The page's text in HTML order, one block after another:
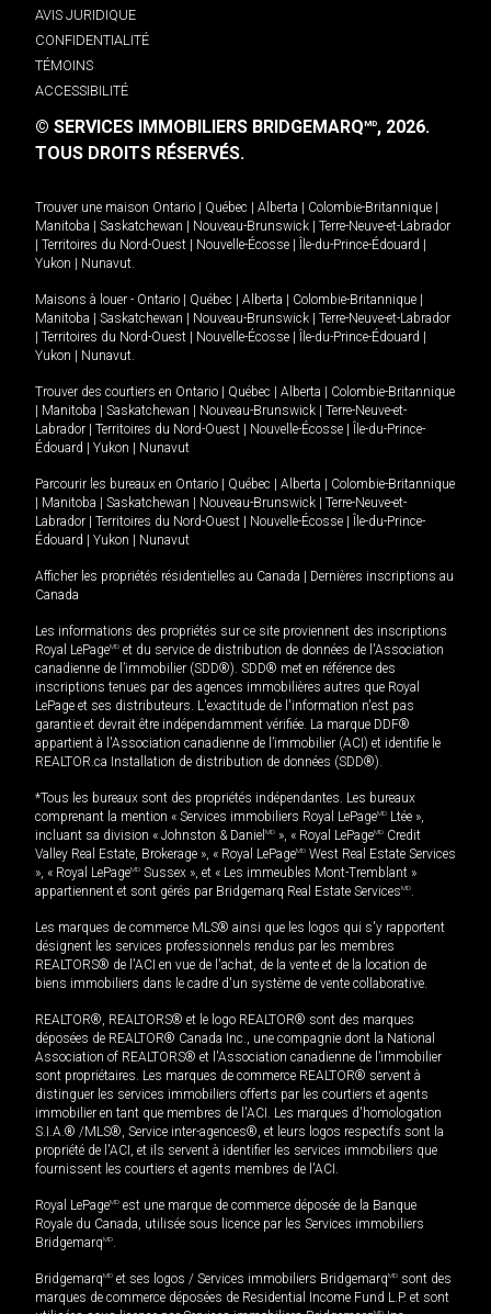
AVIS JURIDIQUE
CONFIDENTIALITÉ
TÉMOINS
ACCESSIBILITÉ
© SERVICES IMMOBILIERS BRIDGEMARQMD, 2026.
TOUS DROITS RÉSERVÉS.
Trouver une maison Ontario Québec Alberta Colombie-Britannique
Manitoba
Saskatchewan Nouveau-Brunswick
Terre-Neuve-et-Labrador
Territoires du Nord-Ouest Nouvelle-Écosse Île-du-Prince-Édouard
Yukon
Nunavut.
Maisons à louer - Ontario Québec Alberta Colombie-Britannique
Manitoba
Saskatchewan Nouveau-Brunswick
Terre-Neuve-et-Labrador
Territoires du Nord-Ouest Nouvelle-Écosse Île-du-Prince-Édouard
Yukon
Nunavut.
Trouver des courtiers en Ontario Québec Alberta
Colombie-Britannique
Manitoba Saskatchewan Nouveau-Brunswick
Terre-Neuve-et-
Labrador
Territoires du Nord-Ouest Nouvelle-Écosse
Île-du-Prince-
Édouard
Yukon Nunavut
Parcourir les bureaux en Ontario Québec Alberta
Colombie-Britannique
Manitoba Saskatchewan Nouveau-Brunswick
Terre-Neuve-et-
Labrador
Territoires du Nord-Ouest Nouvelle-Écosse
Île-du-Prince-
Édouard
Yukon Nunavut
Afficher les propriétés résidentielles au Canada
Dernières inscriptions au
Canada
Les informations des propriétés sur ce site proviennent des inscriptions
Royal LePageMD et du service de distribution de données de l'Association
canadienne de l’immobilier (SDD®). SDD® met en référence des
inscriptions tenues par des agences immobilières autres que Royal
LePage et ses distributeurs. L'exactitude de l'information n'est pas
garantie et devrait être indépendamment vérifiée. La marque DDF®
appartient à l'Association canadienne de l’immobilier (ACI) et identifie le
REALTOR.ca Installation de distribution de données (SDD®).
*Tous les bureaux sont des propriétés indépendantes. Les bureaux
comprenant la mention « Services immobiliers Royal LePageMD Ltée »,
incluant sa division « Johnston & Daniel MD », « Royal LePageMD Credit
Valley Real Estate, Brokerage », « Royal LePageMD West Real Estate Services
», « Royal LePageMD Sussex », et « Les immeubles Mont-Tremblant »
appartiennent et sont gérés par Bridgemarq Real Estate ServicesMD.
Les marques de commerce MLS® ainsi que les logos qui s'y rapportent
désignent les services professionnels rendus par les membres
REALTORS® de l'ACI en vue de l'achat, de la vente et de la location de
biens immobiliers dans le cadre d'un système de vente collaborative.
REALTOR®, REALTORS® et le logo REALTOR® sont des marques
déposées de REALTOR® Canada Inc., une compagnie dont la National
Association of REALTORS® et l'Association canadienne de l’immobilier
sont propriétaires. Les marques de commerce REALTOR® servent à
distinguer les services immobiliers offerts par les courtiers et agents
immobilier en tant que membres de l'ACI. Les marques d'homologation
S.I.A.® /MLS®, Service inter-agences®, et leurs logos respectifs sont la
propriété de l'ACI, et ils servent à identifier les services immobiliers que
fournissent les courtiers et agents membres de l'ACI.
Royal LePageMD est une marque de commerce déposée de la Banque
Royale du Canada, utilisée sous licence par les Services immobiliers
BridgemarqMD.
BridgemarqMD et ses logos / Services immobiliers BridgemarqMD sont des
marques de commerce déposées de Residential Income Fund L.P. et sont